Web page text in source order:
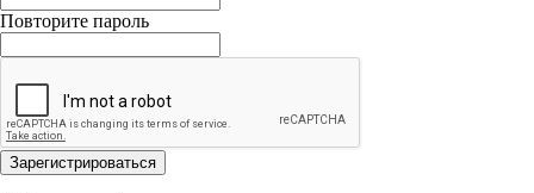
Повторите пароль
Зарегистрироваться